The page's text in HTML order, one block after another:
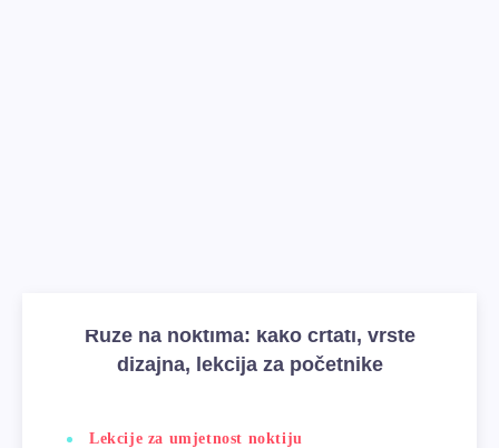
Ruže na noktima: kako crtati, vrste
dizajna, lekcija za početnike
Lekcije za umjetnost noktiju